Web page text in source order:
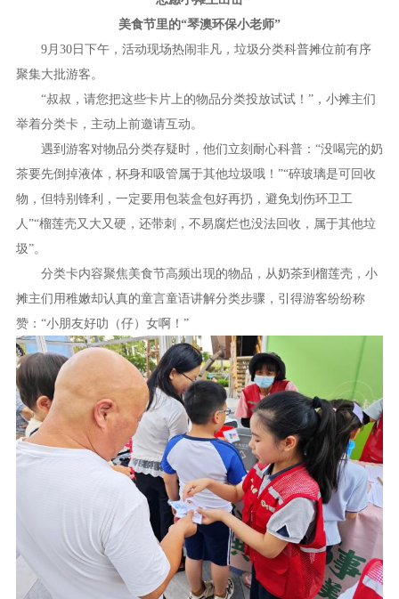
美食节里的“琴澳环保小老师”
9月30日下午，活动现场热闹非凡，垃圾分类科普摊位前有序
聚集大批游客。
“叔叔，请您把这些卡片上的物品分类投放试试！”，小摊主们
举着分类卡，主动上前邀请互动。
遇到游客对物品分类存疑时，他们立刻耐心科普：“没喝完的奶
茶要先倒掉液体，杯身和吸管属于其他垃圾哦！”“碎玻璃是可回收
物，但特别锋利，一定要用包装盒包好再扔，避免划伤环卫工
人”“榴莲壳又大又硬，还带刺，不易腐烂也没法回收，属于其他垃
圾”。
分类卡内容聚焦美食节高频出现的物品，从奶茶到榴莲壳，小
摊主们用稚嫩却认真的童言童语讲解分类步骤，引得游客纷纷称
赞：“小朋友好叻（仔）女啊！”